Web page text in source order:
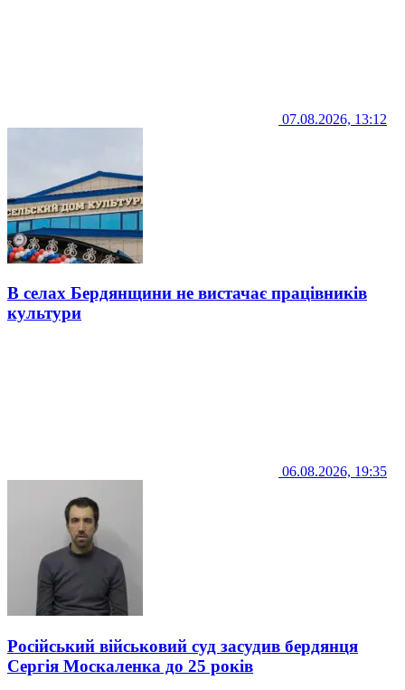
07.08.2026, 13:12
В селах Бердянщини не вистачає працівників
культури
06.08.2026, 19:35
Російський військовий суд засудив бердянця
Сергія Москаленка до 25 років